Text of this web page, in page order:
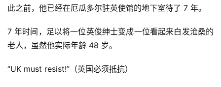
此之前，他已经在厄瓜多尔驻英使馆的地下室待了 7 年。
7 年时间，足以将一位英俊绅士变成一位看起来白发沧桑的
老人，虽然他实际年龄 48 岁。
“UK must resist!”（英国必须抵抗）